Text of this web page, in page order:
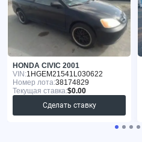
HONDA CIVIC 2001
VIN:1HGEM21541L030622
Номер лота:38174829
Текущая ставка:$0.00
Сделать ставку